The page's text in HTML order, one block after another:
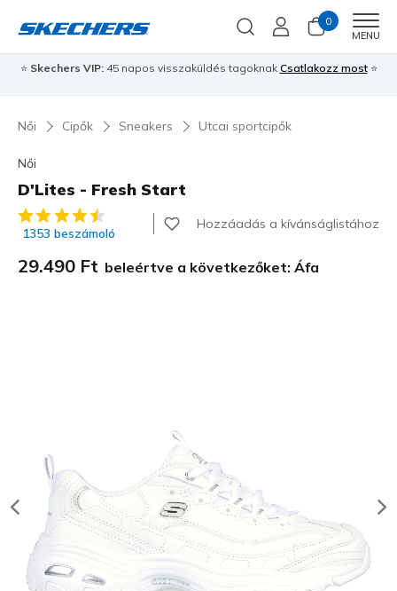
0
MENU
⭐ Skechers VIP:45 napos visszaküldés tagoknak Csatlakozz most⭐
Női Cipők Sneakers Utcai sportcipők
Női
D'Lites - Fresh Start
5 az 5-ből ügyfélértékelés
1353 beszámoló
Hozzáadás a kívánságlistához
29.490 Ft beleértve a következőket: Áfa